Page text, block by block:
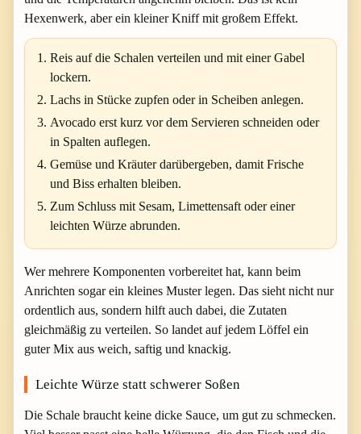
Hexenwerk, aber ein kleiner Kniff mit großem Effekt.
Reis auf die Schalen verteilen und mit einer Gabel
lockern.
Lachs in Stücke zupfen oder in Scheiben anlegen.
Avocado erst kurz vor dem Servieren schneiden oder
in Spalten auflegen.
Gemüse und Kräuter darübergeben, damit Frische
und Biss erhalten bleiben.
Zum Schluss mit Sesam, Limettensaft oder einer
leichten Würze abrunden.
Wer mehrere Komponenten vorbereitet hat, kann beim
Anrichten sogar ein kleines Muster legen. Das sieht nicht nur
ordentlich aus, sondern hilft auch dabei, die Zutaten
gleichmäßig zu verteilen. So landet auf jedem Löffel ein
guter Mix aus weich, saftig und knackig.
Leichte Würze statt schwerer Soßen
Die Schale braucht keine dicke Sauce, um gut zu schmecken.